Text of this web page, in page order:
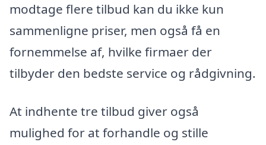
modtage flere tilbud kan du ikke kun
sammenligne priser, men også få en
fornemmelse af, hvilke firmaer der
tilbyder den bedste service og rådgivning.
At indhente tre tilbud giver også
mulighed for at forhandle og stille